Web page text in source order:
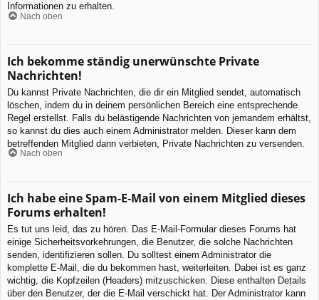
Informationen zu erhalten.
Nach oben
Ich bekomme ständig unerwünschte Private
Nachrichten!
Du kannst Private Nachrichten, die dir ein Mitglied sendet, automatisch
löschen, indem du in deinem persönlichen Bereich eine entsprechende
Regel erstellst. Falls du belästigende Nachrichten von jemandem erhältst,
so kannst du dies auch einem Administrator melden. Dieser kann dem
betreffenden Mitglied dann verbieten, Private Nachrichten zu versenden.
Nach oben
Ich habe eine Spam-E-Mail von einem Mitglied dieses
Forums erhalten!
Es tut uns leid, das zu hören. Das E-Mail-Formular dieses Forums hat
einige Sicherheitsvorkehrungen, die Benutzer, die solche Nachrichten
senden, identifizieren sollen. Du solltest einem Administrator die
komplette E-Mail, die du bekommen hast, weiterleiten. Dabei ist es ganz
wichtig, die Kopfzeilen (Headers) mitzuschicken. Diese enthalten Details
über den Benutzer, der die E-Mail verschickt hat. Der Administrator kann